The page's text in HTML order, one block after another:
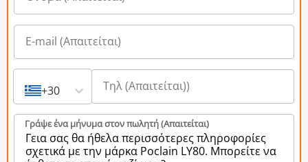
+30
Γράψε ένα μήνυμα στον πωλητή (Aπαιτείται)